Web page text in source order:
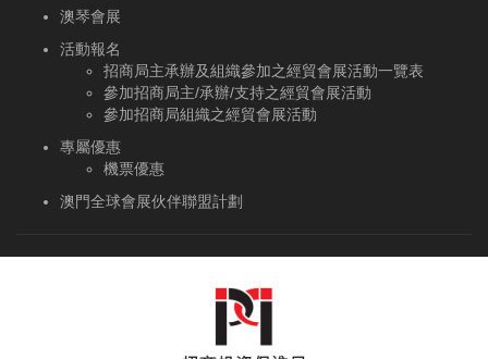
澳琴會展
活動報名
招商局主承辦及組織參加之經貿會展活動一覽表
參加招商局主/承辦/支持之經貿會展活動
參加招商局組織之經貿會展活動
專屬優惠
機票優惠
澳門全球會展伙伴聯盟計劃